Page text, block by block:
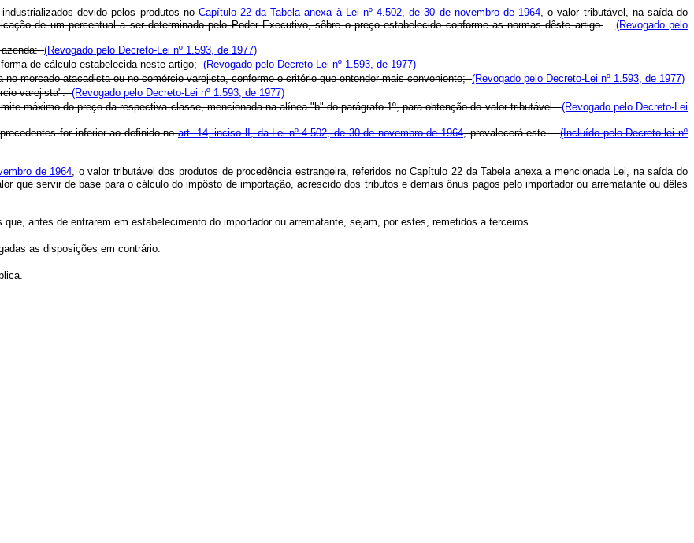
devido pelos produtos noCapítulo 22 da Tabela anexa à Lei nº 4.502, de 30 de novembro de 1964, o valor tributável, na saída do
de um percentual a ser determinado pelo Poder Executivo, sôbre o preço estabelecido conforme as normas dêste artigo.
(Revogado pelo
(Revogado pelo Decreto-Lei nº 1.593, de 1977)
de cálculo estabelecida neste artigo;(Revogado pelo Decreto-Lei nº 1.593, de 1977)
mercado atacadista ou no comércio varejista, conforme o critério que entender mais conveniente;(Revogado pelo Decreto-Lei nº 1.593, de 1977)
varejista".(Revogado pelo Decreto-Lei nº 1.593, de 1977)
máximo do preço da respectiva classe, mencionada na alínea "b" do parágrafo 1º, para obtenção do valor tributável.(Revogado pelo Decreto-Lei
for inferior ao definido noart. 14, inciso lI, da Lei nº 4.502, de 30 de novembro de 1964, prevalecerá este.(Incluído pelo Decreto-lei nº
de 1964, o valor tributável dos produtos de procedência estrangeira, referidos no Capítulo 22 da Tabela anexa a mencionada Lei, na saída do
que servir de base para o cálculo do impôsto de importação, acrescido dos tributos e demais ônus pagos pelo importador ou arrematante ou dêles
antes de entrarem em estabelecimento do importador ou arrematante, sejam, por estes, remetidos a terceiros.
as disposições em contrário.